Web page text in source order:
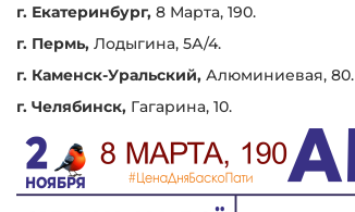
г. Екатеринбург, 8 Марта, 190.
г. Пермь, Лодыгина, 5А/4.
г. Каменск-Уральский, Алюминиевая, 80.
г. Челябинск, Гагарина, 10.